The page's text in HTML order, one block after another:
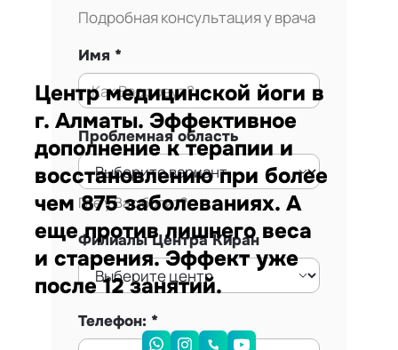
Подробная консультация у врача
Имя
Проблемная область
Где у Вас болит?
Филиалы Центра Киран
Телефон:
Центр медицинской йоги в
г. Алматы. Эффективное
дополнение к терапии и
восстановлению при более
чем 875 заболеваниях. А
еще против лишнего веса
и старения. Эффект уже
после 12 занятий.